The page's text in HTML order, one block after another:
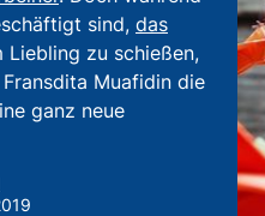
sind, das
Liebling zu schießen,
Muafidin die
ganz neue